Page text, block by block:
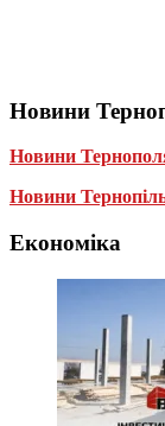
Новини
Новини
Новини
Економіка